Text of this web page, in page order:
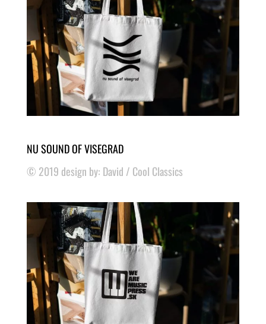
NU SOUND OF VISEGRAD
© 2019 design by: David / Cool Classics